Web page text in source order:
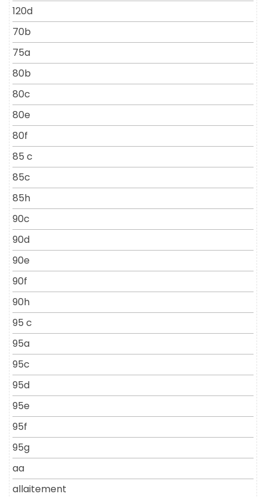
120d
70b
75a
80b
80c
80e
80f
85 c
85c
85h
90c
90d
90e
90f
90h
95 c
95a
95c
95d
95e
95f
95g
aa
allaitement